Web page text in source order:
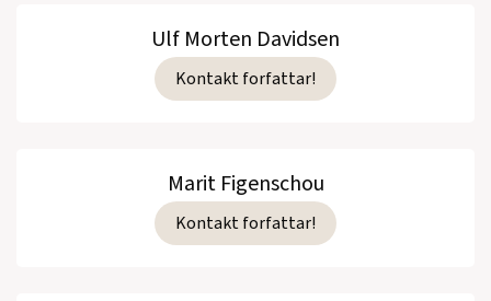
Ulf Morten Davidsen
Kontakt forfattar!
Marit Figenschou
Kontakt forfattar!